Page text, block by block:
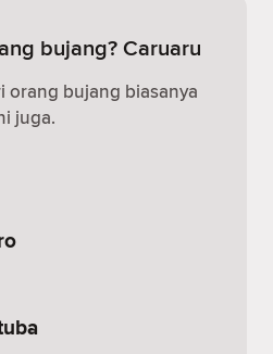
bujang? Caruaru
orang bujang biasanya
juga.